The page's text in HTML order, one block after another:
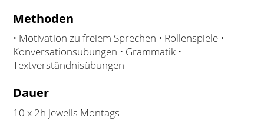
Methoden
• Motivation zu freiem Sprechen • Rollenspiele •
Konversationsübungen • Grammatik •
Textverständnisübungen
Dauer
10 x 2h jeweils Montags